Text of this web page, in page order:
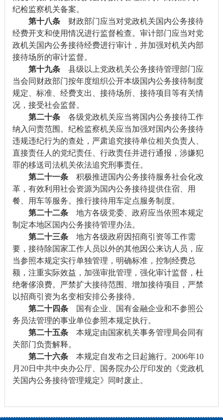
纪检监察机关备案。
第十八条 财政部门应当对党政机关国内公务接待
经费开支和使用情况进行监督检查。审计部门应当对党
政机关国内公务接待经费进行审计，并加强对机关内部
接待场所的审计监督。
第十九条 县级以上党政机关公务接待管理部门应
当会同财政部门按年度组织公开本级国内公务接待制度
规定、标准、经费支出、接待场所、接待项目等有关情
况，接受社会监督。
第二十条 各级党政机关应当将国内公务接待工作
纳入问责范围。纪检监察机关应当加强对国内公务接待
违规违纪行为的查处，严肃追究接待单位相关负责人、
直接责任人的党纪责任、行政责任并进行通报，涉嫌犯
罪的移送司法机关依法追究刑事责任。
第二十一条 积极推进国内公务接待服务社会化改
革，有效利用社会资源为国内公务接待提供住宿、用
餐、用车等服务。推行接待用车定点服务制度。
第二十二条 地方各级党委、政府应当依照本规定
制定本地区国内公务接待管理办法。
第二十三条 地方各级政府因招商引资等工作需
要，接待除国家工作人员以外的其他因公来访人员，应
当参照本规定实行单独管理，明确标准，控制经费总
额，注重实际效益，加强审批管理，强化审计监督，杜
绝奢侈浪费。严禁扩大接待范围、增加接待项目，严禁
以招商引资为名变相安排公务接待。
第二十四条 国有企业、国有金融企业和不参照公
务员法管理的事业单位参照本规定执行。
第二十五条 本规定由国家机关事务管理局会同有
关部门负责解释。
第二十六条 本规定自发布之日起施行。2006年10
月20日中共中央办公厅、国务院办公厅印发的《党政机
关国内公务接待管理规定》同时废止。